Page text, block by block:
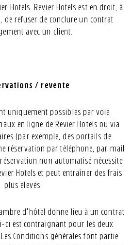
Hotels. Revier Hotels est en droit, à
de refuser de conclure un contrat
avec un client.
/ revente
uniquement possibles par voie
en ligne de Revier Hotels ou via
(par exemple, des portails de
réservation par téléphone, par mail
non automatisé nécessite
Hotels et peut entraîner des frais
plus élevés.
d'hôtel donne lieu à un contrat
ci est contraignant pour les deux
Conditions générales font partie